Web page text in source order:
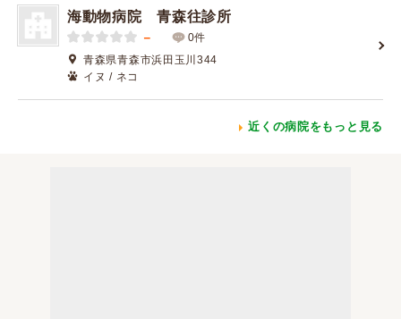
海動物病院 青森往診所
－
0件
青森県青森市浜田玉川344
イヌ / ネコ
近くの病院をもっと見る